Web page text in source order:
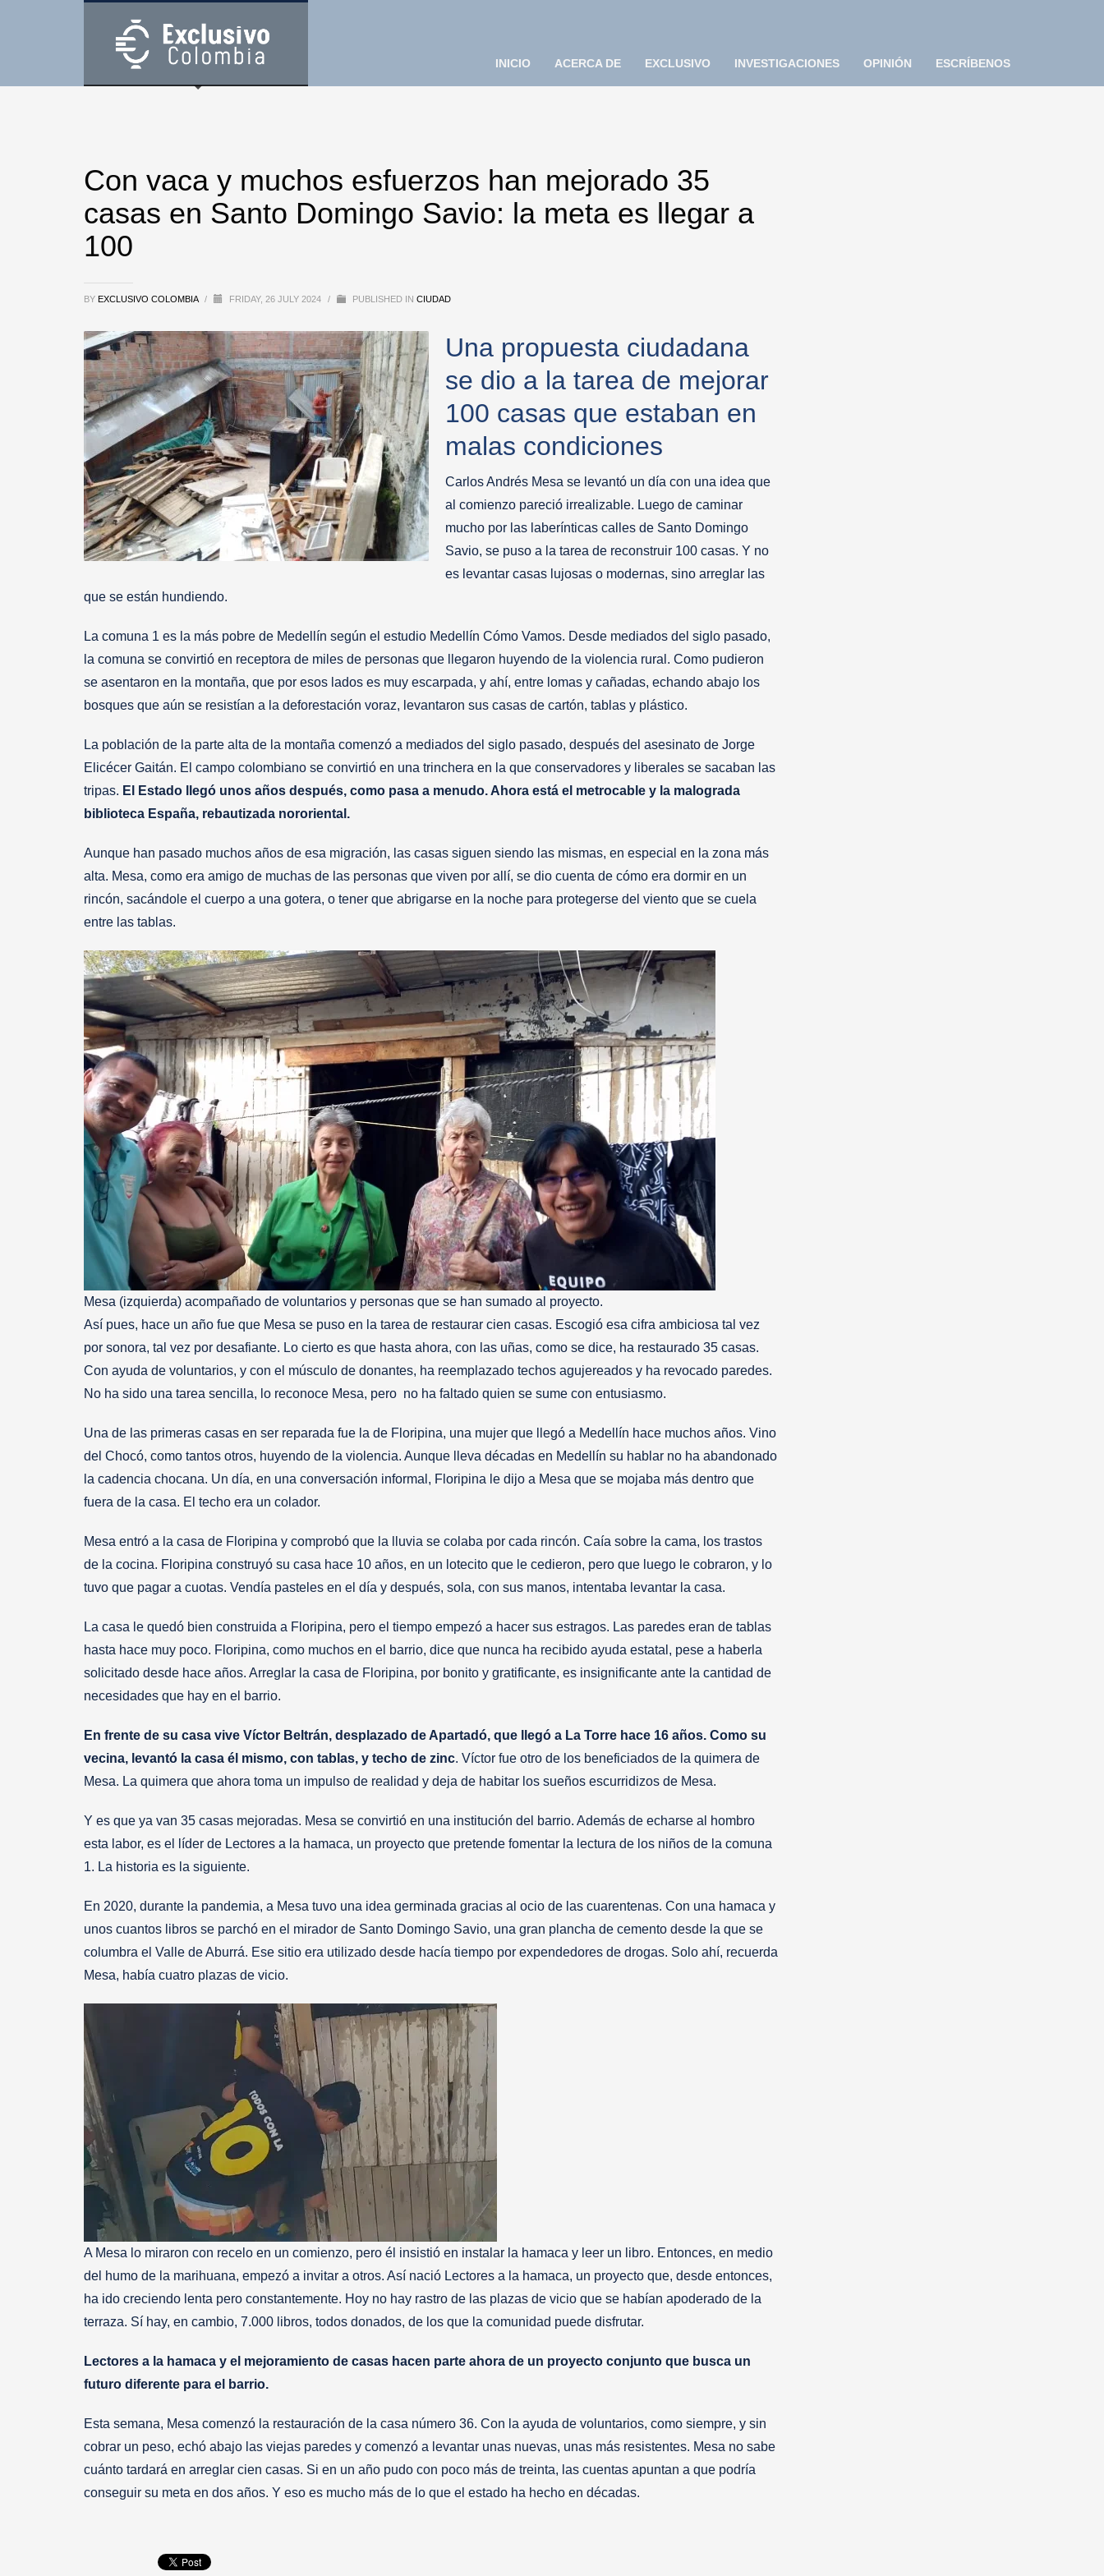
INICIO ACERCA DE EXCLUSIVO INVESTIGACIONES OPINIÓN ESCRÍBENOS
Con vaca y muchos esfuerzos han mejorado 35
casas en Santo Domingo Savio: la meta es llegar a
100
BY EXCLUSIVO COLOMBIA / FRIDAY, 26 JULY 2024 / PUBLISHED IN CIUDAD
Una propuesta ciudadana
se dio a la tarea de mejorar
100 casas que estaban en
malas condiciones
Carlos Andrés Mesa se levantó un día con una idea que
al comienzo pareció irrealizable. Luego de caminar
mucho por las laberínticas calles de Santo Domingo
Savio, se puso a la tarea de reconstruir 100 casas. Y no
es levantar casas lujosas o modernas, sino arreglar las
que se están hundiendo.
La comuna 1 es la más pobre de Medellín según el estudio Medellín Cómo Vamos. Desde mediados del siglo pasado,
la comuna se convirtió en receptora de miles de personas que llegaron huyendo de la violencia rural. Como pudieron
se asentaron en la montaña, que por esos lados es muy escarpada, y ahí, entre lomas y cañadas, echando abajo los
bosques que aún se resistían a la deforestación voraz, levantaron sus casas de cartón, tablas y plástico.
La población de la parte alta de la montaña comenzó a mediados del siglo pasado, después del asesinato de Jorge
Elicécer Gaitán. El campo colombiano se convirtió en una trinchera en la que conservadores y liberales se sacaban las
tripas. El Estado llegó unos años después, como pasa a menudo. Ahora está el metrocable y la malograda
biblioteca España, rebautizada nororiental.
Aunque han pasado muchos años de esa migración, las casas siguen siendo las mismas, en especial en la zona más
alta. Mesa, como era amigo de muchas de las personas que viven por allí, se dio cuenta de cómo era dormir en un
rincón, sacándole el cuerpo a una gotera, o tener que abrigarse en la noche para protegerse del viento que se cuela
entre las tablas.
Mesa (izquierda) acompañado de voluntarios y personas que se han sumado al proyecto.
Así pues, hace un año fue que Mesa se puso en la tarea de restaurar cien casas. Escogió esa cifra ambiciosa tal vez
por sonora, tal vez por desafiante. Lo cierto es que hasta ahora, con las uñas, como se dice, ha restaurado 35 casas.
Con ayuda de voluntarios, y con el músculo de donantes, ha reemplazado techos agujereados y ha revocado paredes.
No ha sido una tarea sencilla, lo reconoce Mesa, pero no ha faltado quien se sume con entusiasmo.
Una de las primeras casas en ser reparada fue la de Floripina, una mujer que llegó a Medellín hace muchos años. Vino
del Chocó, como tantos otros, huyendo de la violencia. Aunque lleva décadas en Medellín su hablar no ha abandonado
la cadencia chocana. Un día, en una conversación informal, Floripina le dijo a Mesa que se mojaba más dentro que
fuera de la casa. El techo era un colador.
Mesa entró a la casa de Floripina y comprobó que la lluvia se colaba por cada rincón. Caía sobre la cama, los trastos
de la cocina. Floripina construyó su casa hace 10 años, en un lotecito que le cedieron, pero que luego le cobraron, y lo
tuvo que pagar a cuotas. Vendía pasteles en el día y después, sola, con sus manos, intentaba levantar la casa.
La casa le quedó bien construida a Floripina, pero el tiempo empezó a hacer sus estragos. Las paredes eran de tablas
hasta hace muy poco. Floripina, como muchos en el barrio, dice que nunca ha recibido ayuda estatal, pese a haberla
solicitado desde hace años. Arreglar la casa de Floripina, por bonito y gratificante, es insignificante ante la cantidad de
necesidades que hay en el barrio.
En frente de su casa vive Víctor Beltrán, desplazado de Apartadó, que llegó a La Torre hace 16 años. Como su
vecina, levantó la casa él mismo, con tablas, y techo de zinc. Víctor fue otro de los beneficiados de la quimera de
Mesa. La quimera que ahora toma un impulso de realidad y deja de habitar los sueños escurridizos de Mesa.
Y es que ya van 35 casas mejoradas. Mesa se convirtió en una institución del barrio. Además de echarse al hombro
esta labor, es el líder de Lectores a la hamaca, un proyecto que pretende fomentar la lectura de los niños de la comuna
1. La historia es la siguiente.
En 2020, durante la pandemia, a Mesa tuvo una idea germinada gracias al ocio de las cuarentenas. Con una hamaca y
unos cuantos libros se parchó en el mirador de Santo Domingo Savio, una gran plancha de cemento desde la que se
columbra el Valle de Aburrá. Ese sitio era utilizado desde hacía tiempo por expendedores de drogas. Solo ahí, recuerda
Mesa, había cuatro plazas de vicio.
A Mesa lo miraron con recelo en un comienzo, pero él insistió en instalar la hamaca y leer un libro. Entonces, en medio
del humo de la marihuana, empezó a invitar a otros. Así nació Lectores a la hamaca, un proyecto que, desde entonces,
ha ido creciendo lenta pero constantemente. Hoy no hay rastro de las plazas de vicio que se habían apoderado de la
terraza. Sí hay, en cambio, 7.000 libros, todos donados, de los que la comunidad puede disfrutar.
Lectores a la hamaca y el mejoramiento de casas hacen parte ahora de un proyecto conjunto que busca un
futuro diferente para el barrio.
Esta semana, Mesa comenzó la restauración de la casa número 36. Con la ayuda de voluntarios, como siempre, y sin
cobrar un peso, echó abajo las viejas paredes y comenzó a levantar unas nuevas, unas más resistentes. Mesa no sabe
cuánto tardará en arreglar cien casas. Si en un año pudo con poco más de treinta, las cuentas apuntan a que podría
conseguir su meta en dos años. Y eso es mucho más de lo que el estado ha hecho en décadas.